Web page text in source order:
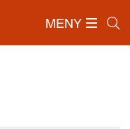
MENY